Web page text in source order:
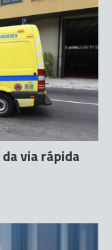
via rápida